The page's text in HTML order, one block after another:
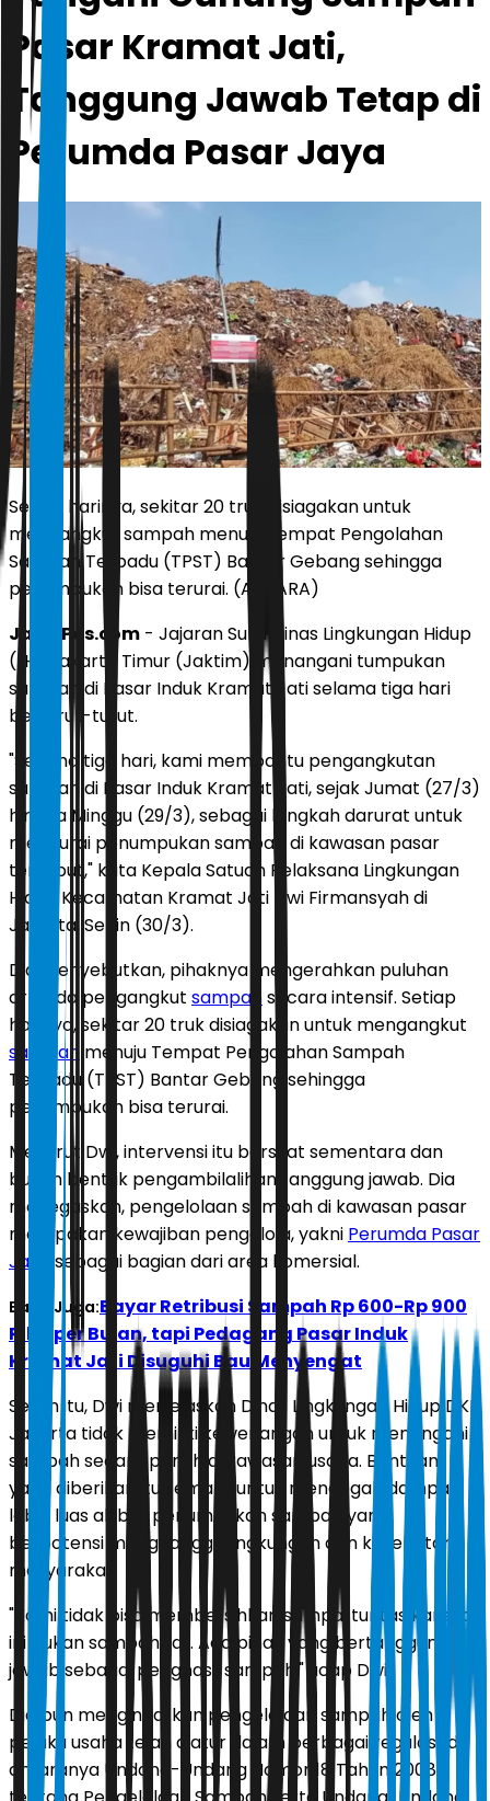
Pasar Kramat Jati,
Tanggung Jawab Tetap di
Perumda Pasar Jaya
Setiap harinya, sekitar 20 truk disiagakan untuk
mengangkut sampah menuju Tempat Pengolahan
Sampah Terpadu (TPST) Bantar Gebang sehingga
penumpukan bisa terurai. (ANTARA)
JawaPos.com - Jajaran Suku Dinas Lingkungan Hidup
(LH) Jakarta Timur (Jaktim) menangani tumpukan
sampah di Pasar Induk Kramat Jati selama tiga hari
berturut-turut.
"Selama tiga hari, kami membantu pengangkutan
sampah di Pasar Induk Kramat Jati, sejak Jumat (27/3)
hingga Minggu (29/3), sebagai langkah darurat untuk
mengurai penumpukan sampah di kawasan pasar
tersebut," kata Kepala Satuan Pelaksana Lingkungan
Hidup Kecamatan Kramat Jati Dwi Firmansyah di
Jakarta, Senin (30/3).
Dia menyebutkan, pihaknya mengerahkan puluhan
armada pengangkut sampahsecara intensif. Setiap
harinya, sekitar 20 truk disiagakan untuk mengangkut
sampah menuju Tempat Pengolahan Sampah
Terpadu (TPST) Bantar Gebang sehingga
penumpukan bisa terurai.
Menurut Dwi, intervensi itu bersifat sementara dan
bukan bentuk pengambilalihan tanggung jawab. Dia
menegaskan, pengelolaan sampah di kawasan pasar
merupakan kewajiban pengelola, yakni Perumda Pasar
Jaya
sebagai bagian dari area komersial.
Baca Juga:Bayar Retribusi Sampah Rp 600-Rp 900
Ribu per Bulan, tapi Pedagang Pasar Induk
Kramat Jati Disuguhi Bau Menyengat
Selain itu, Dwi menjelaskan Dinas Lingkungan Hidup DKI
Jakarta tidak memiliki kewenangan untuk menangani
sampah secara penuh di kawasan usaha. Bantuan
yang diberikan itu semata untuk mencegah dampak
lebih luas akibat penumpukan sampah yang
berpotensi mengganggu lingkungan dan kesehatan
masyarakat.
"Kami tidak bisa membersihkan sampai tuntas karena
ini bukan sampah liar. Ada pihak yang bertanggung
jawab sebagai penghasil sampah," ucap Dwi.
Dia pun mengingatkan pengelolaan sampah oleh
pelaku usaha telah diatur dalam berbagai regulasi, di
antaranya Undang-Undang Nomor 18 Tahun 2008